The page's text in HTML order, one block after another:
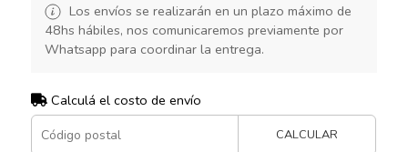
Los envíos se realizarán en un plazo máximo de
48hs hábiles, nos comunicaremos previamente por
Whatsapp para coordinar la entrega.
Calculá el costo de envío
CALCULAR